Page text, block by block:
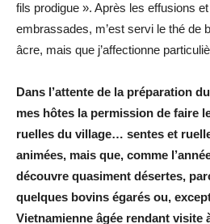
fils prodigue ». Après les effusions
embrassades, m’est servi le thé de
âcre, mais que j’affectionne
Dans l’attente de la préparation
mes hôtes la permission de faire
ruelles du village… sentes et
animées, mais que, comme
découvre quasiment désertes,
quelques bovins égarés ou,
Vietnamienne âgée rendant visite